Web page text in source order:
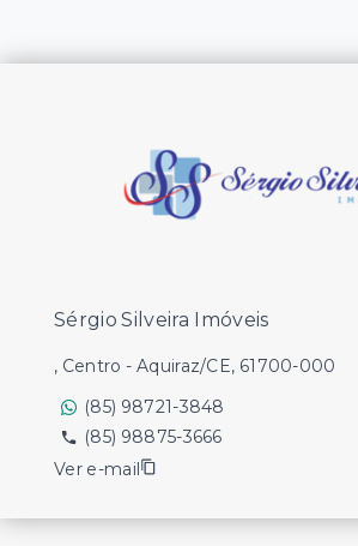
Sérgio Silveira Imóveis
, Centro - Aquiraz/CE, 61700-000
(85) 98721-3848
(85) 98875-3666
Ver e-mail